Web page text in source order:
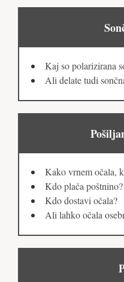
Kaj so polarizirana
Ali delate tudi
Kako vrnem očala,
Kdo plača poštnino?
Kdo dostavi očala?
Ali lahko očala